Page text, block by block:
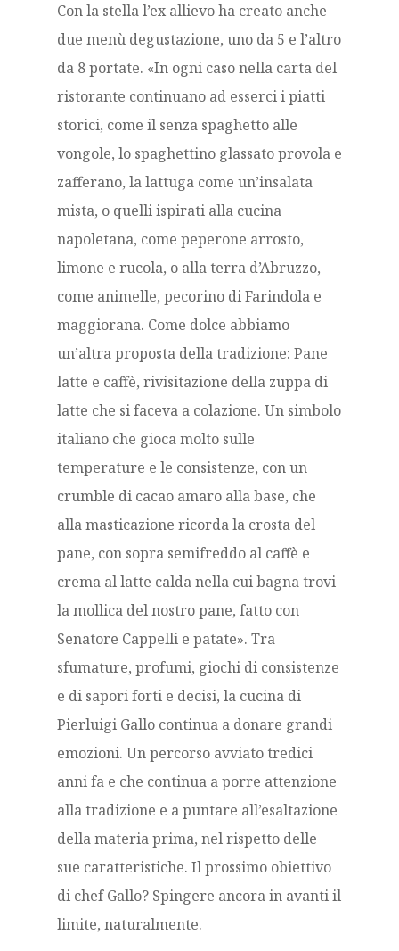
Con la stella l’ex allievo ha creato anche
due menù degustazione, uno da 5 e l’altro
da 8 portate. «In ogni caso nella carta del
ristorante continuano ad esserci i piatti
storici, come il senza spaghetto alle
vongole, lo spaghettino glassato provola e
zafferano, la lattuga come un’insalata
mista, o quelli ispirati alla cucina
napoletana, come peperone arrosto,
limone e rucola, o alla terra d’Abruzzo,
come animelle, pecorino di Farindola e
maggiorana. Come dolce abbiamo
un’altra proposta della tradizione: Pane
latte e caffè, rivisitazione della zuppa di
latte che si faceva a colazione. Un simbolo
italiano che gioca molto sulle
temperature e le consistenze, con un
crumble di cacao amaro alla base, che
alla masticazione ricorda la crosta del
pane, con sopra semifreddo al caffè e
crema al latte calda nella cui bagna trovi
la mollica del nostro pane, fatto con
Senatore Cappelli e patate». Tra
sfumature, profumi, giochi di consistenze
e di sapori forti e decisi, la cucina di
Pierluigi Gallo continua a donare grandi
emozioni. Un percorso avviato tredici
anni fa e che continua a porre attenzione
alla tradizione e a puntare all’esaltazione
della materia prima, nel rispetto delle
sue caratteristiche. Il prossimo obiettivo
di chef Gallo? Spingere ancora in avanti il
limite, naturalmente.